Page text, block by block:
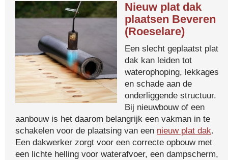
Nieuw plat dak
plaatsen Beveren
(Roeselare)
Een slecht geplaatst plat
dak kan leiden tot
waterophoping, lekkages
en schade aan de
onderliggende structuur.
Bij nieuwbouw of een
aanbouw is het daarom belangrijk een vakman in te
schakelen voor de plaatsing van een nieuw plat dak.
Een dakwerker zorgt voor een correcte opbouw met
een lichte helling voor waterafvoer, een dampscherm,